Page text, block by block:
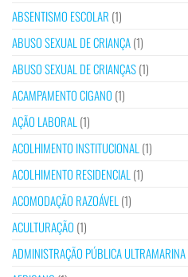
ABSENTISMO ESCOLAR (1)
ABUSO SEXUAL DE CRIANÇA(1)
ABUSO SEXUAL DE CRIANÇAS(1)
ACAMPAMENTO CIGANO (1)
AÇÃO LABORAL (1)
ACOLHIMENTO INSTITUCIONAL (1)
ACOLHIMENTO RESIDENCIAL (1)
ACOMODAÇÃO RAZOÁVEL (1)
ACULTURAÇÃO (1)
ADMINISTRAÇÃO PÚBLICA ULTRAMARINA